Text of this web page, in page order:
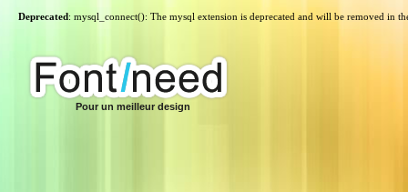
Deprecated: mysql_connect(): The mysql extension is deprecated and will be removed in
Pour un meilleur design